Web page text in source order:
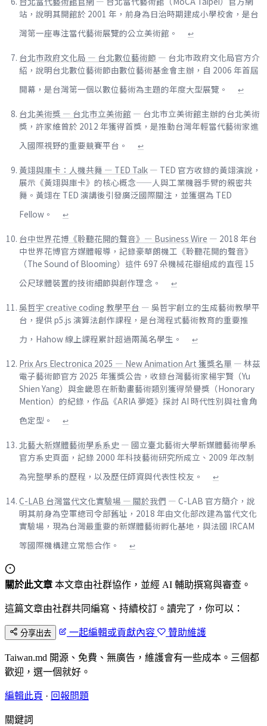
站，說明其開館於 2001 年，前身為日治時期建成小學校舍，是台
灣第一座專注當代藝術展覽的公立美術館。
↩
台北市政府文化局 — 台北數位藝術節 — 台北市政府文化局官方介
紹，說明台北數位藝術節由數位藝術基金會主辦，自 2006 年首屆
開幕，是台灣第一個以數位藝術為主題的年度大型展覽。
↩
台北美術獎 — 台北市立美術館 — 台北市立美術館主辦的台北美術
獎，許家維曾於 2012 年獲得首獎，是推動台灣年輕當代藝術家進
入國際視野的重要競賽平台。
↩
黃翊與庫卡：人機共舞 — TED Talk — TED 官方收錄的黃翊演說，
展示《黃翊與庫卡》的核心概念——人與工業機器手臂的親密共
舞。黃翊在 TED 演講後引發廣泛國際關注，並獲選為 TED
Fellow。
↩
台中世界花博《聆聽花開的聲音》— Business Wire — 2018 年台
中世界花博官方媒體報導，記錄豪華朗機工《聆聽花開的聲音》
（The Sound of Blooming）這件 697 朵機械花瓣組成的直徑 15
公尺球體裝置的技術細節與創作理念。
↩
吳哲宇 creative coding 教學平台 — 吳哲宇創立的生成藝術教學平
台，提供 p5.js 演算法創作課程，是台灣程式藝術教育的重要推
力，Hahow 線上課程累計超過兩萬名學生。
↩
Prix Ars Electronica 2025 — New Animation Art 獲獎名單 — 林茲
電子藝術節官方 2025 年獲獎公告，收錄台灣藝術家楊宇賢（Yu
Shien Yang）與金畿恩在新動畫藝術類別獲得榮譽獎（Honorary
Mention）的紀錄，作品《ARIA 夢姬》探討 AI 時代性別與社會角
色定型。
↩
北藝大新媒體藝術學系系史 — 國立臺北藝術大學新媒體藝術學系
官方系史頁面，記錄 2000 年科技藝術研究所成立、2009 年改制
為完整學系的歷程，以及歷任師資與代表性校友。
↩
C-LAB 台灣當代文化實驗場 — 關於我們 — C-LAB 官方簡介，說
明其前身為空軍總司令部舊址，2018 年由文化部改建為當代文化
實驗場，現為台灣最重要的新媒體藝術孵化基地，與法國 IRCAM
等國際機構建立常態合作。
↩
關於此文章 本文章由社群協作，並經 AI 輔助撰寫與審查。
這篇文章由社群共同編寫、持續校訂。讀完了，你可以：
分享出去 一起編輯或貢獻內容 贊助維護
Taiwan.md 開源、免費、無廣告，維護會有一些成本。三個都
歡迎，選一個就好。
編輯此頁 · 回報問題
關鍵詞